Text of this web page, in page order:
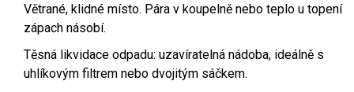
Větrané, klidné místo. Pára v koupelně nebo teplo u topení
zápach násobí.
Těsná likvidace odpadu: uzavíratelná nádoba, ideálně s
uhlíkovým filtrem nebo dvojitým sáčkem.